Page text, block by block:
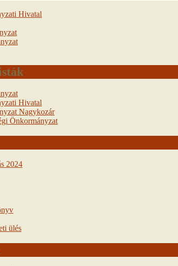
Hivatal
Hivatal
Nagykozár
Önkormányzat
2024
ülés